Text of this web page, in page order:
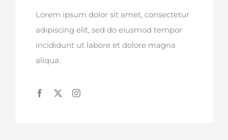
Lorem ipsum dolor sit amet, consectetur
adipiscing elit, sed do eiusmod tempor
incididunt ut labore et dolore magna
aliqua.